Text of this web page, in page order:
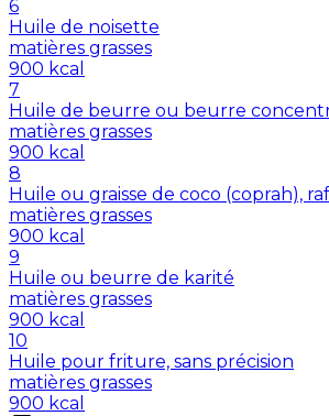
6
Huile de noisette
matières grasses
900 kcal
7
Huile de beurre ou beurre
matières grasses
900 kcal
8
Huile ou graisse de coco (coprah),
matières grasses
900 kcal
9
Huile ou beurre de karité
matières grasses
900 kcal
10
Huile pour friture, sans précision
matières grasses
900 kcal